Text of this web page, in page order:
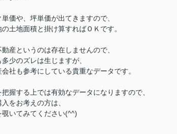
価や、坪単価が出てきますので、
土地面積と掛け算すればＯＫです。
産というのは存在しませんので、
少のズレは生じますが、
社も参考にしている貴重なデータです。
握する上では有効なデータになりますので、
をお考えの方は、
いてみてください(^^)